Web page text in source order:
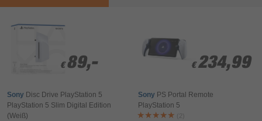
Artikelnummer 11399010606
Herstellerartikelnummer 10013375
Ihr Kommentar*
€ 89,-
€ 89,-
Sony Disc Drive PlayStation 5
PlayStation 5 Slim Digital Edition
(Weiß)
€ 234,99
€ 234,99
Sony PS Portal Remote
PlayStation 5
(2)